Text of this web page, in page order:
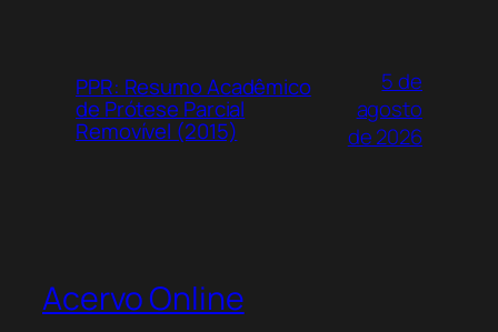
PPR: Resumo Acadêmico
de Prótese Parcial
Removível (2015)
5 de
agosto
de 2026
Acervo Online